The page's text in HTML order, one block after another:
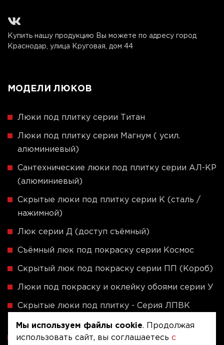
Купить нашу продукцию Вы можете по адресу город
Краснодар, улица Круговая, дом 44
МОДЕЛИ ЛЮКОВ
Люки под плитку серии Титан
Люки под плитку серии Магнум ( усил.
алюминиевый)
Сантехнические люки под плитку серии АЛ-КР
(алюминиевый)
Скрытые люки под плитку серии K (сталь /
нажимной)
Люк серии Д (доступ съёмный)
Съёмный люк под покраску серии Космос
Скрытый люк под покраску серии ПП (Короб)
Люки под покраску и оклейку обоями серии У
Скрытые люки под плитку - Серия ЛПВК
Ревизионные люки серии A (сталь / присоска)
Мы используем файлы cookie. Продолжая
использовать сайт, вы соглашаетесь с